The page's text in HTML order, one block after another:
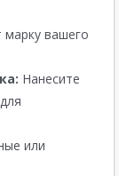
марку вашего
Нанесите
или